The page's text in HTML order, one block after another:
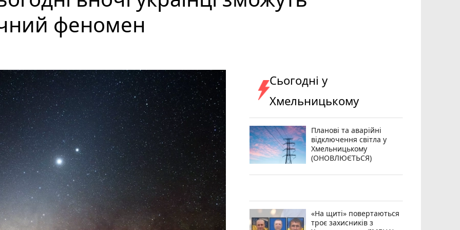
феномен
Сьогодні у
Хмельницькому
Планові та аварійні
відключення світла у
Хмельницькому
(ОНОВЛЮЄТЬСЯ)
«На щиті» повертаються
троє захисників з